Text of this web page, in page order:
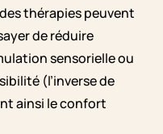
thérapies peuvent
de réduire
sensorielle ou
(l’inverse de
ainsi le confort